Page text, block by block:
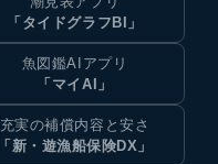
「タイドグラフBI」
魚図鑑AIアプリ
「マイAI」
充実の補償内容と安さ
「新・遊漁船保険DX」